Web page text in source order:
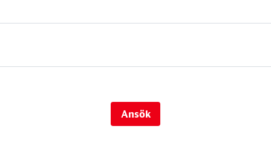
Ansök